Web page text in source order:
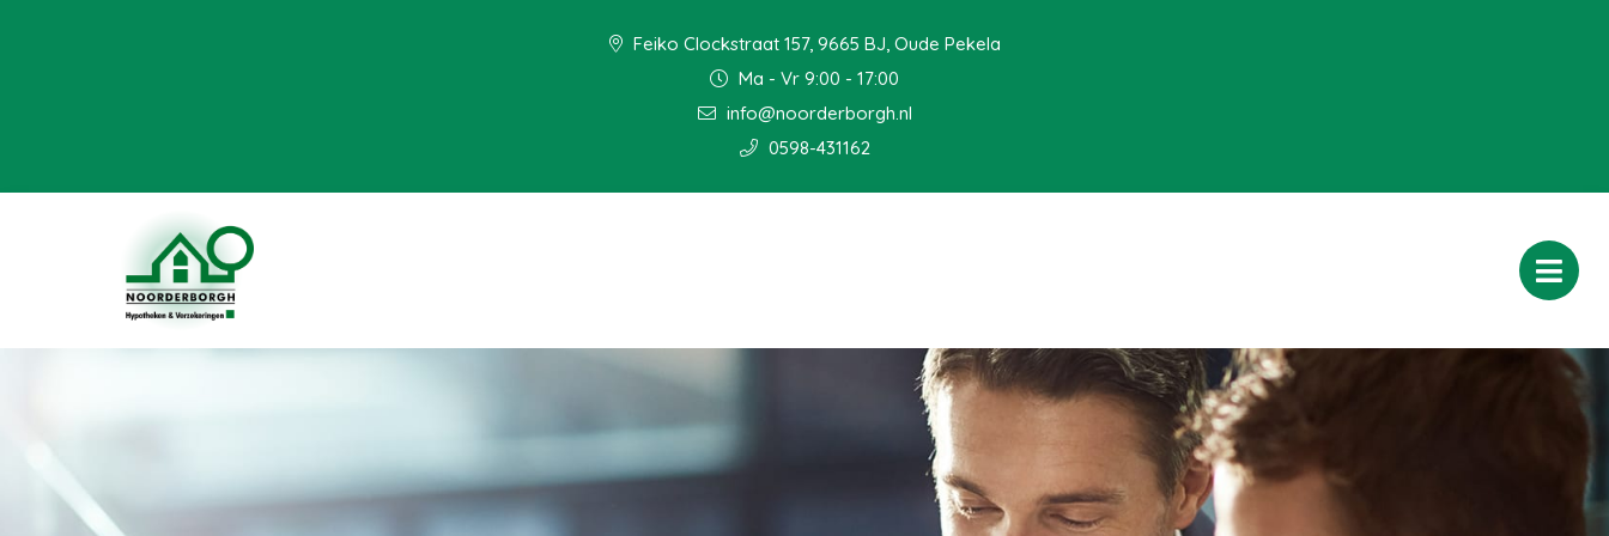
Feiko Clockstraat 157, 9665 BJ, Oude Pekela
Ma - Vr 9:00 - 17:00
info@noorderborgh.nl
0598-431162